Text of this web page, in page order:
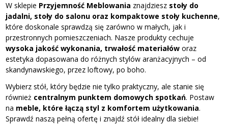
W sklepie Przyjemność Meblowania znajdziesz stoły do
jadalni, stoły do salonu oraz kompaktowe stoły kuchenne,
które doskonale sprawdzą się zarówno w małych, jak i
przestronnych pomieszczeniach. Nasze produkty cechuje
wysoka jakość wykonania, trwałość materiałóworaz
estetyka dopasowana do różnych stylów aranżacyjnych – od
skandynawskiego, przez loftowy, po boho.
Wybierz stół, który będzie nie tylko praktyczny, ale stanie się
również centralnym punktem domowych spotkań. Postaw
na meble, które łączą styl z komfortem użytkowania.
Sprawdź naszą pełną ofertę i znajdź stół idealny dla siebie!